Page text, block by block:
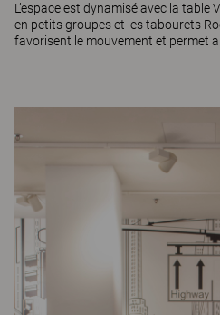
L’espace est dynamisé avec la
en petits groupes et les tabourets
favorisent le mouvement et permet